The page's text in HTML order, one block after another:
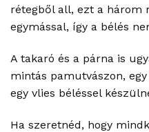
rétegből all, ezt a három
egymással, így a bélés
A takaró és a párna is
mintás pamutvászon,
egy vlies béléssel
Ha szeretnéd, hogy